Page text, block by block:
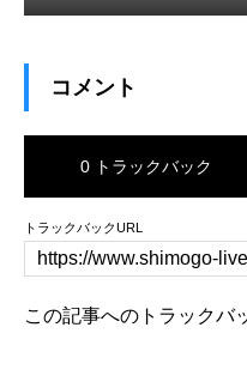
コメント
0 トラックバック
トラックバックURL
この記事へのトラックバ